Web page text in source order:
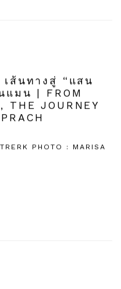
ส้นทางสู่ “แสน
มน | FROM
THE JOURNEY
PHOTO : MARISA